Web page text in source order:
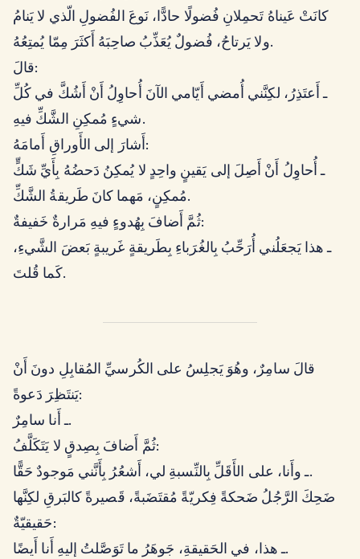
كانَتْ عَيناهُ تَحمِلانِ فُضولًا حادًّا، نَوعَ الفُضولِ الّذي لا يَنامُ
ولا يَرتاحُ، فُضولٌ يُعَذِّبُ صاحِبَهُ أَكثَرَ مِمّا يُمتِعُهُ.
قالَ:
ـ أَعتَذِرُ، لكِنَّني أُمضي أَيّامي الآنَ أُحاوِلُ أَنْ أَشُكَّ في كُلِّ
شيءٍ مُمكِنِ الشَّكِّ فيهِ.
أَشارَ إلى الأَوراقِ أَمامَهُ:
ـ أُحاوِلُ أَنْ أَصِلَ إلى يَقينٍ واحِدٍ لا يُمكِنُ دَحضُهُ بِأَيِّ شَكٍّ
مُمكِنٍ، مَهما كانَ طَريقةُ الشَّكِّ.
ثُمَّ أَضافَ بِهُدوءٍ فيهِ مَرارةٌ خَفيفةٌ:
ـ هذا يَجعَلُني أُرَحِّبُ بِالغُرَباءِ بِطَريقةٍ غَريبةٍ بَعضَ الشَّيءِ،
كَما قُلتَ.
قالَ سامِرٌ، وهُوَ يَجلِسُ على الكُرسيِّ المُقابِلِ دونَ أَنْ
يَنتَظِرَ دَعوةً:
ـ أَنا سامِرٌ.
ثُمَّ أَضافَ بِصِدقٍ لا يَتَكَلَّفُ:
ـ وأَنا، على الأَقَلِّ بِالنِّسبةِ لي، أَشعُرُ بِأَنَّني مَوجودٌ حَقًّا.
ضَحِكَ الرَّجُلُ ضَحكةً فِكريّةً مُقتَضَبةً، قَصيرةً كالبَرقِ لكِنَّها
حَقيقيّةٌ:
ـ هذا، في الحَقيقةِ، جَوهَرُ ما تَوَصَّلتُ إليهِ أَنا أَيضًا.